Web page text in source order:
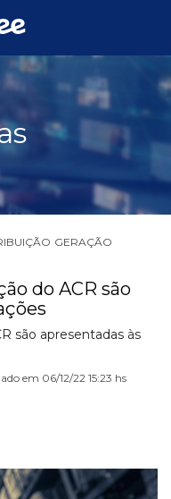
GERAÇÃO
do ACR são
são apresentadas às
em 06/12/22 15:23 hs